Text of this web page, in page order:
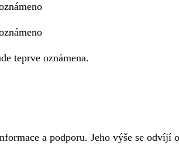
teprve oznámena.
a podporu. Jeho výše se odvíjí